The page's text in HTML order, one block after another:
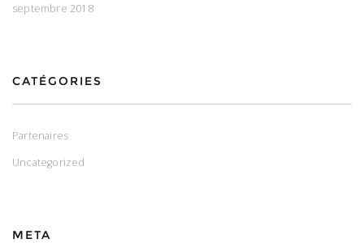
septembre 2018
CATÉGORIES
Partenaires
Uncategorized
META